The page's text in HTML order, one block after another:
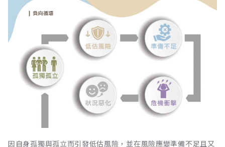
因自身孤獨與孤立而引發低估風險，並在風險應變準備不足且又